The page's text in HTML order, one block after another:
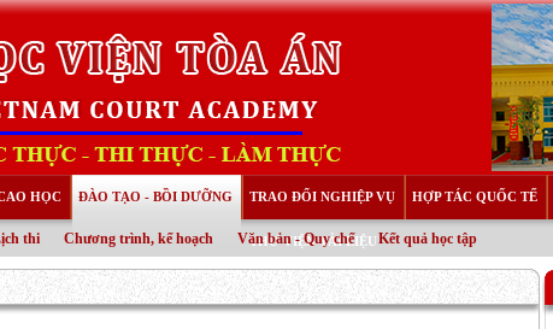
HỌC ĐÀO TẠO - BỒI DƯỠNG
thi Chương trình, kế hoạch Văn bản - Quy chế Kết quả học tập
TRAO ĐỔI NGHIỆP VỤ HỢP TÁC QUỐC TẾ
THƯ VIỆN TÀI LIỆU